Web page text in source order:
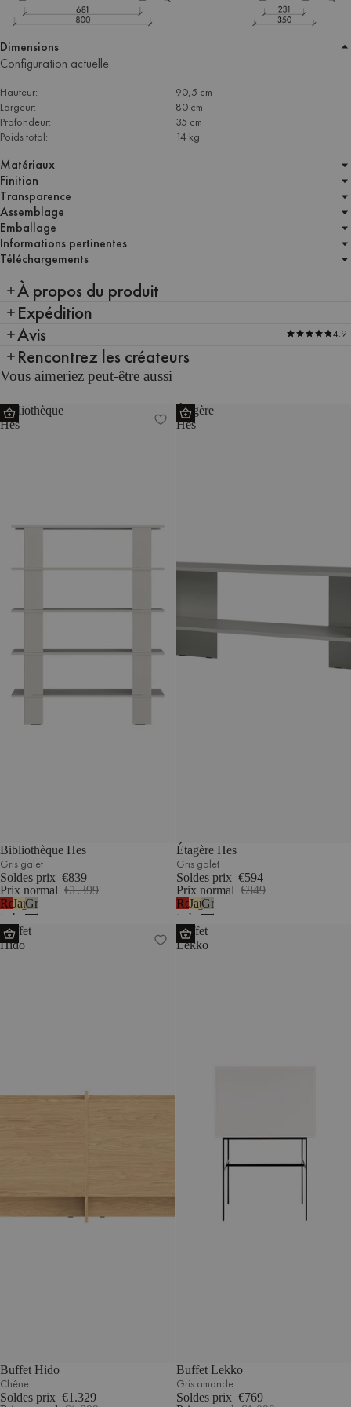
Dimensions
Configuration actuelle:
Hauteur:
90,5 cm
Largeur:
80 cm
Profondeur:
35 cm
Poids total:
14 kg
Matériaux
Finition
Transparence
Assemblage
Emballage
Informations pertinentes
Téléchargements
À propos du produit
Expédition
Avis
4.9
Rencontrez les créateurs
Vous aimeriez peut-être aussi
Bibliothèque
Hes
Bibliothèque Hes
Gris galet
Soldes prix €839
Prix normal €1.399
Rouge
tomate
Jaune
beurre
Gris
galet
Étagère
Hes
Étagère Hes
Gris galet
Soldes prix €594
Prix normal €849
Rouge
tomate
Jaune
beurre
Gris
galet
Buffet
Hido
Buffet Hido
Chêne
Soldes prix €1.329
Buffet
Lekko
Buffet Lekko
Gris amande
Soldes prix €769